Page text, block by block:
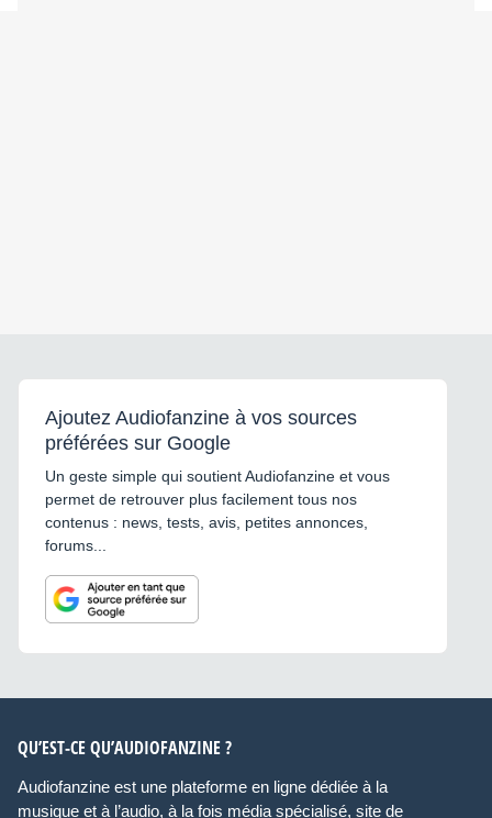
Ajoutez Audiofanzine à vos sources
préférées sur Google
Un geste simple qui soutient Audiofanzine et vous
permet de retrouver plus facilement tous nos
contenus : news, tests, avis, petites annonces,
forums...
QU’EST-CE QU’AUDIOFANZINE ?
Audiofanzine est une plateforme en ligne dédiée à la
musique et à l’audio, à la fois média spécialisé, site de